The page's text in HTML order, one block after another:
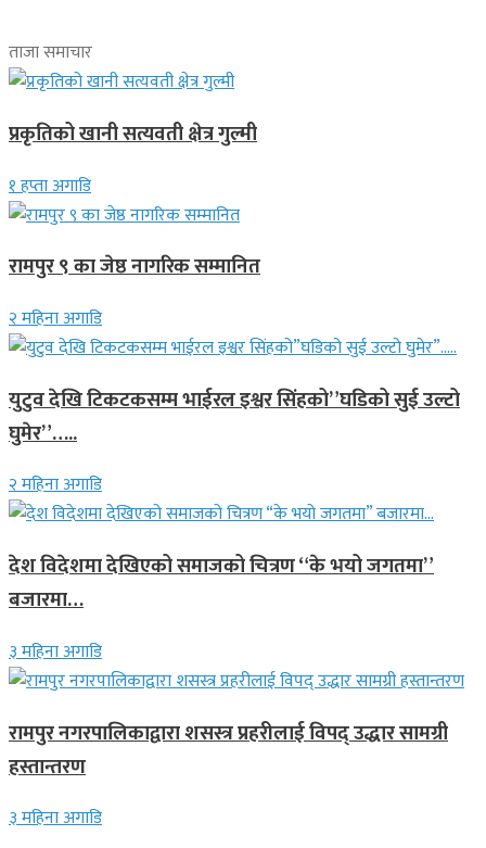
ताजा समाचार
प्रकृतिको खानी सत्यवती क्षेत्र गुल्मी
१ हप्ता अगाडि
रामपुर ९ का जेष्ठ नागरिक सम्मानित
२ महिना अगाडि
युटुव देखि टिकटकसम्म भाईरल इश्वर सिंहको”घडिको सुई उल्टो
घुमेर”…..
२ महिना अगाडि
देश विदेशमा देखिएको समाजको चित्रण “के भयो जगतमा”
बजारमा…
३ महिना अगाडि
रामपुर नगरपालिकाद्वारा शसस्त्र प्रहरीलाई विपद् उद्धार सामग्री
हस्तान्तरण
३ महिना अगाडि